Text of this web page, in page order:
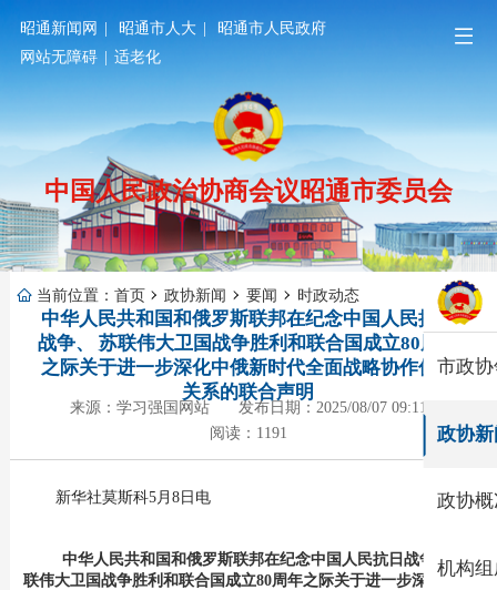
昭通新闻网 | 昭通市人大 |
昭通市人民政府
网站无障碍 | 适老化
中国人民政治协商会议昭通市委员会
市政
政协新
政协概
机构组
当前位置： 首页 政协新闻 要闻 时政动态
中华人民共和国和俄罗斯联邦在纪念中国人民抗日
战争、 苏联伟大卫国战争胜利和联合国成立80周年
之际关于进一步深化中俄新时代全面战略协作伙伴
关系的联合声明
来源：学习强国网站
发布日期：2025/08/07 09:11
阅读：1191
新华社莫斯科5月8日电
中华人民共和国和俄罗斯联邦在纪念中国人民抗日战争、苏
联伟大卫国战争胜利和联合国成立80周年之际关于进一步深化中俄